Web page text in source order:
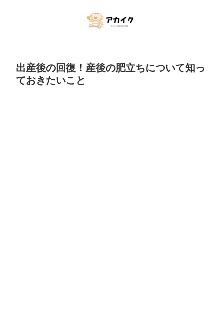
出産後の回復！産後の肥立ちについて知っ
ておきたいこと